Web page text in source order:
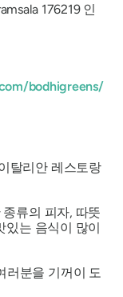
176219 인
bodhigreens/
탈리안 레스토랑
류의 피자, 따뜻
있는 음식이 많이
러분을 기꺼이 도